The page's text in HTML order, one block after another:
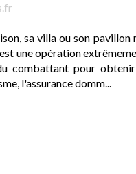
sa villa ou son
une opération
combattant pour
l'assurance domm...